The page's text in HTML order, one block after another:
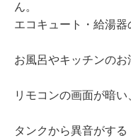
ん。
エコキュート・給湯
お風呂やキッチンのお
リモコンの画面が暗
タンクから異音がする